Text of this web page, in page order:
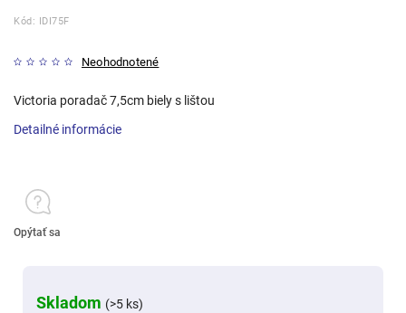
Kód: IDI75F
Neohodnotené
Skladom (>5 ks)
Victoria poradač 7,5cm biely s lištou
Detailné informácie
Opýtať sa